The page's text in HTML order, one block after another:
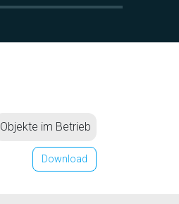
Objekte im Betrieb
Download